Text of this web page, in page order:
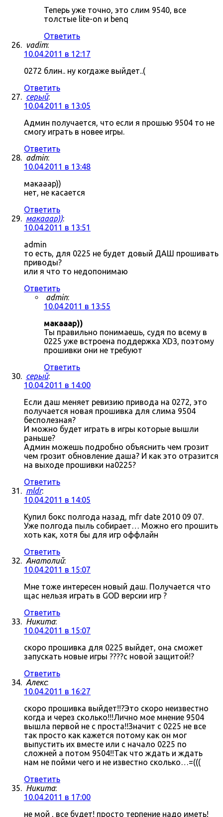
Теперь уже точно, это слим 9540, все
толстые lite-on и benq
Ответить
vadim:
10.04.2011 в 12:17
0272 блин.. ну когдаже выйдет..(
Ответить
серый:
10.04.2011 в 13:05
Админ получается, что если я прошью 9504 то не
смогу играть в новее игры.
Ответить
admin:
10.04.2011 в 13:48
макааар))
нет, не касается
Ответить
макааар)):
10.04.2011 в 13:51
admin
то есть, для 0225 не будет довый ДАШ прошивать
приводы?
или я что то недопонимаю
Ответить
admin:
10.04.2011 в 13:55
макааар))
Ты правильно понимаешь, судя по всему в
0225 уже встроена поддержка XD3, поэтому
прошивки они не требуют
Ответить
серый:
10.04.2011 в 14:00
Если даш меняет ревизию привода на 0272, это
получается новая прошивка для слима 9504
бесполезная?
И можно будет играть в игры которые вышли
раньше?
Админ можешь подробно объяснить чем грозит
чем грозит обновление даша? И как это отразится
на выходе прошивки на0225?
Ответить
mldr:
10.04.2011 в 14:05
Купил бокс полгода назад, mfr date 2010 09 07.
Уже полгода пыль собирает… Можно его прошить
хоть как, хотя бы для игр оффлайн
Ответить
Анатолий:
10.04.2011 в 15:07
Мне тоже интересен новый даш. Получается что
щас нельзя играть в GOD версии игр ?
Ответить
Никита:
10.04.2011 в 15:07
скоро прошивка для 0225 выйдет, она сможет
запускать новые игры ????с новой защитой!?
Ответить
Алекс:
10.04.2011 в 16:27
скоро прошивка выйдет!!?Это скоро неизвестно
когда и через сколько!!!Лично мое мнение 9504
вышла первой не с проста!!Значит с 0225 не все
так просто как кажется потому как он мог
выпустить их вместе или с начало 0225 по
сложней а потом 9504!!Так что ждать и ждать
нам не пойми чего и не известно сколько…=(((
Ответить
Никита:
10.04.2011 в 17:00
не мой , все будет! просто терпение надо иметь!